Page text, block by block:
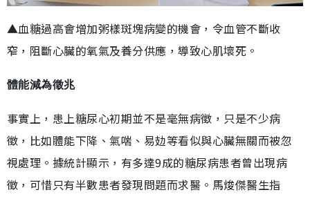
▲血糖過高會增加粥樣斑塊病變的機會，令血管不斷收
窄，阻斷心臟的氧氣及養分供應，導致心肌壞死。
體能減為徵兆
事實上，患上糖尿心初期並不是毫無病徵，只是不少病
徵，比如體能下降、氣喘、易攰等看似與心臟無關而被忽
視處理。據統計顯示，有多達9成的糖尿病患者曾出現病
徵，可惜只有半數患者發現問題而求醫。馬焌傑醫生指